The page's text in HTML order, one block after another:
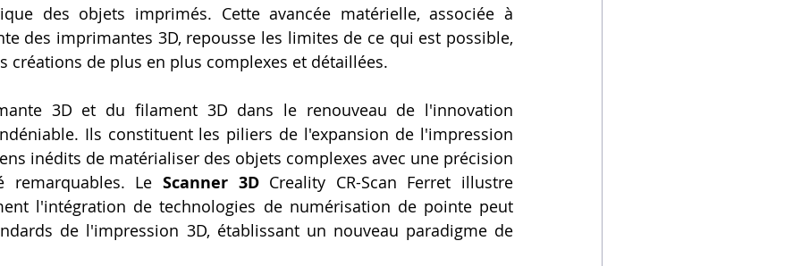
des objets imprimés. Cette avancée matérielle, associée à
des imprimantes 3D, repousse les limites de ce qui est possible,
créations de plus en plus complexes et détaillées.
3D et du filament 3D dans le renouveau de l'innovation
Ils constituent les piliers de l'expansion de l'impression
inédits de matérialiser des objets complexes avec une précision
remarquables. Le Scanner 3D Creality CR-Scan Ferret illustre
l'intégration de technologies de numérisation de pointe peut
de l'impression 3D, établissant un nouveau paradigme de